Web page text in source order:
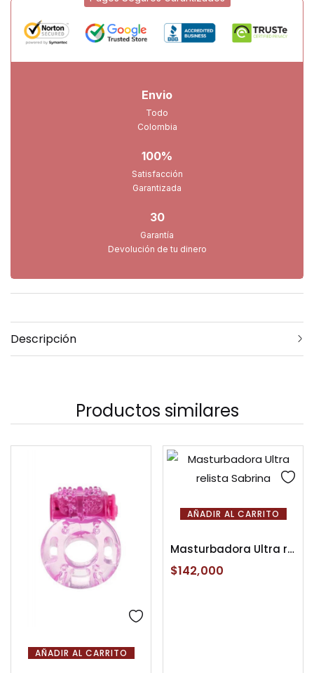
Envio
Todo
Colombia
100%
Satisfacción
Garantizada
30
Garantía
Devolución de tu dinero
Descripción
Productos similares
AÑADIR AL CARRITO
AÑADIR AL CARRITO
Masturbadora Ultra relista Sabrina
$142,000